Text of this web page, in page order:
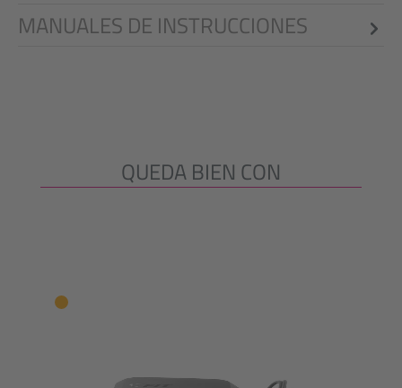
MANUALES DE INSTRUCCIONES
Omitir la galería de productos
QUEDA BIEN CON